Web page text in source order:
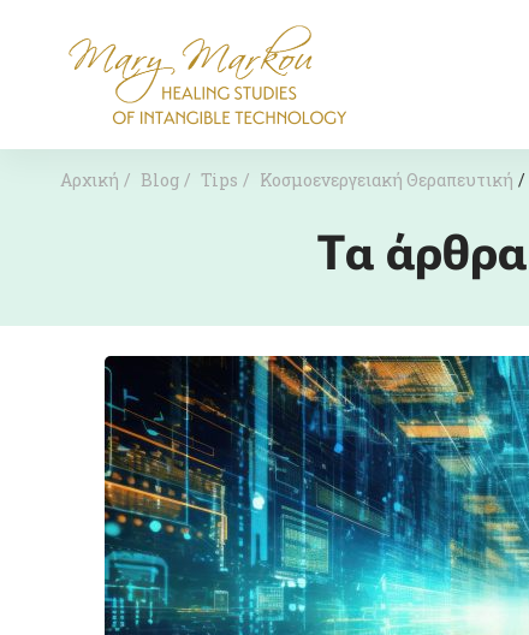
Αρχική Blog Tips Κοσμοενεργειακή Θεραπευτική
Τα άρθρα